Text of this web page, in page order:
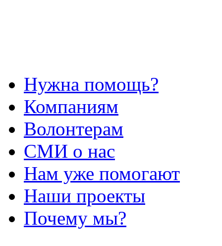
Нужна помощь?
Компаниям
Волонтерам
СМИ о нас
Нам уже помогают
Наши проекты
Почему мы?